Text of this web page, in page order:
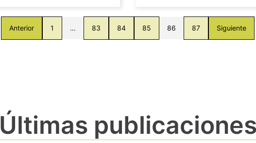
Anterior 1 … 83 84 85 86 87 Siguiente
Últimas publicaciones